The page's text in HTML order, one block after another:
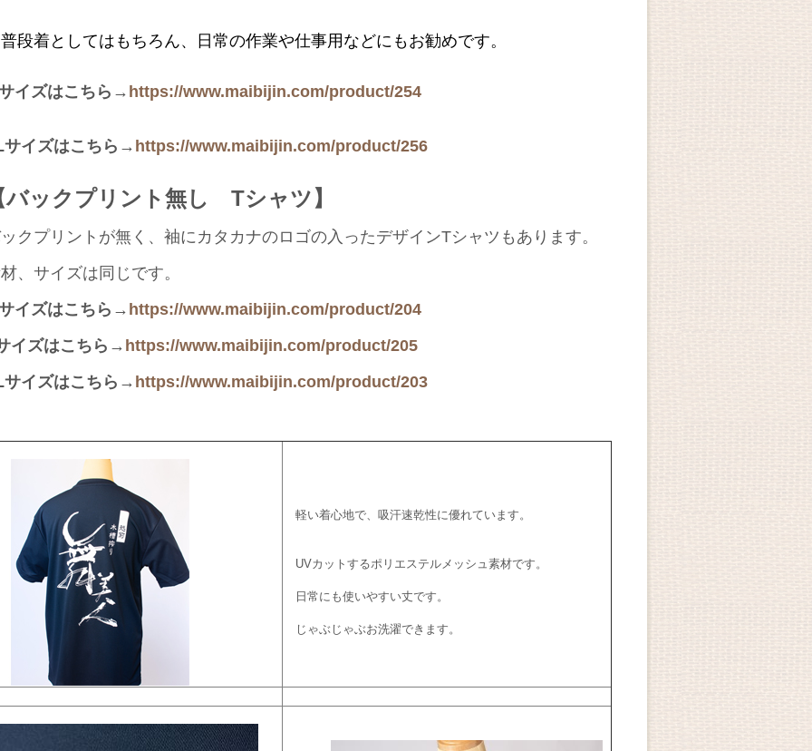
着としてはもちろん、日常の作業や仕事用などにもお勧めです。
イズはこちら→ https://www.maibijin.com/product/254
サイズはこちら→ https://www.maibijin.com/product/256
バックプリント無し Tシャツ】
クプリントが無く、袖にカタカナのロゴの入ったデザインTシャツもあります。
、サイズは同じです。
イズはこちら→ https://www.maibijin.com/product/204
イズはこちら→ https://www.maibijin.com/product/205
サイズはこちら→ https://www.maibijin.com/product/203
軽い着心地で、吸汗速乾性に優れています。
UVカットするポリエステルメッシュ素材です。
日常にも使いやすい丈です。
じゃぶじゃぶお洗濯できます。